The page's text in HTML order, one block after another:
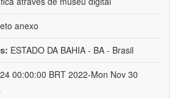
anexo
ESTADO DA BAHIA - BA - Brasil
00:00:00 BRT 2022-Mon Nov 30